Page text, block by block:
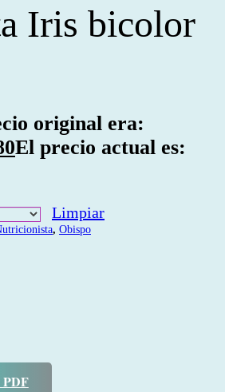
Iris bicolor
original era:
El precio actual es:
Limpiar
, Obispo
PDF